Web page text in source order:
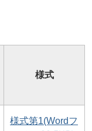
様式
様式第1(Wordフ